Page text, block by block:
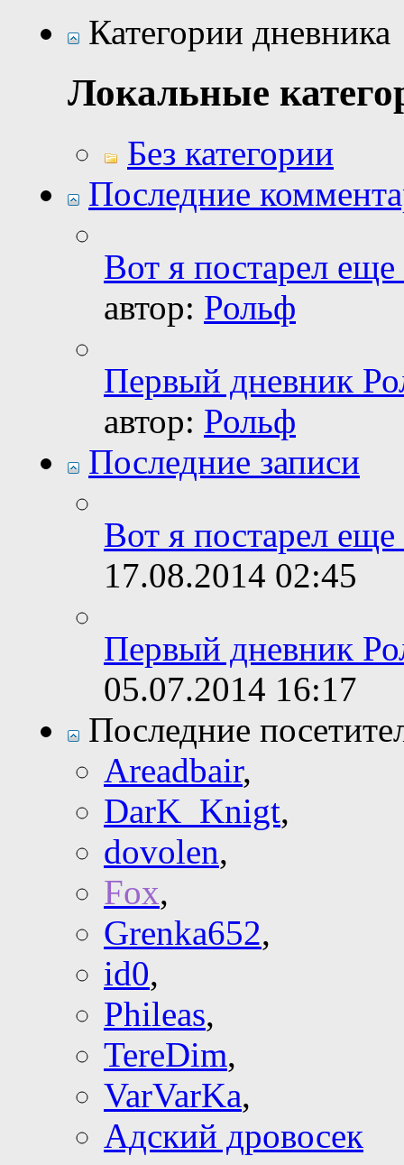
Категории дневника
Локальные
Без категории
Последние
Вот я постарел
автор: Рольф
Первый дневник
автор: Рольф
Последние записи
Вот я постарел
17.08.2014 02:45
Первый дневник
05.07.2014 16:17
Последние
Areadbair,
DarK_Knigt,
dovolen,
Fox,
Grenka652,
id0,
Phileas,
TereDim,
VarVarKa,
Адский дровосек